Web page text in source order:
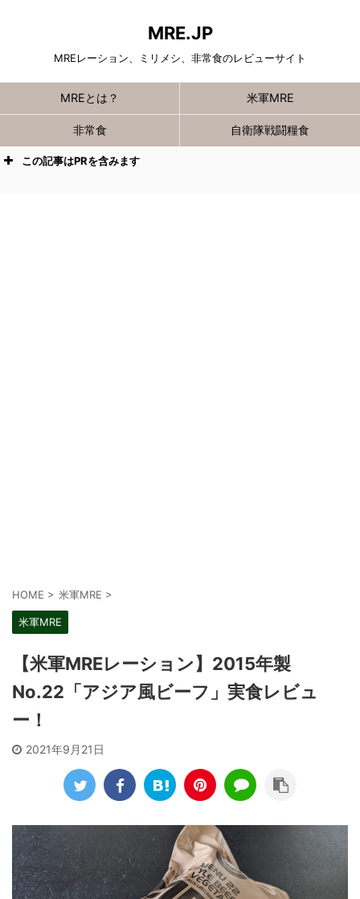
MRE.JP
MREレーション、ミリメシ、非常食のレビューサイト
MREとは？ 米軍MRE
非常食 自衛隊戦闘糧食
この記事はPRを含みます
HOME > 米軍MRE >
米軍MRE
【米軍MREレーション】2015年製
No.22「アジア風ビーフ」実食レビュ
ー！
2021年9月21日